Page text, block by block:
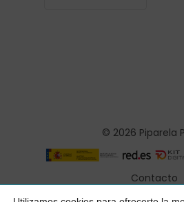
© 2026 Piparela
Contacto